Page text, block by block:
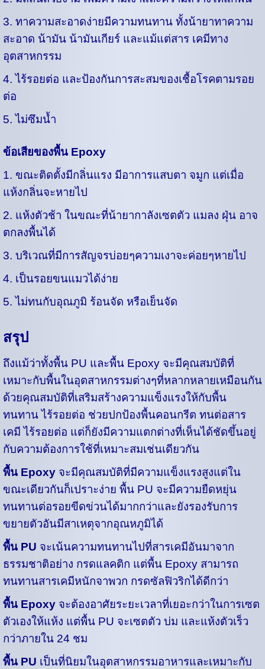
3. ทาความสะอาดง่ายมีความทนทาน ทั้งน้ายาทาความ
สะอาด น้ามัน น้ามันเกียร์ และแม้แต่สาร เคมีทาง
อุตสาหกรรม
4. ไร้รอยต่อ และป้องกันการสะสมของเชื้อโรคตามรอย
ต่อ
5. ไม่ซึมน้ำ
ข้อเสียของพื้น Epoxy
1. ขณะติดตั้งมีกลิ่นแรง มีอาการแสบตา จมูก แต่เมื่อ
แห้งกลิ่นจะหายไป
2. แห้งตัวช้า ในขณะที่น้ายากาลังเซตตัว แมลง ฝุ่น อาจ
ตกลงพื้นได้
3. บริเวณที่มีการสัญจรบ่อยๆความเงาจะค่อยๆหายไป
4. เป็นรอยขนแมวได้ง่าย
5. ไม่ทนกับอุณภูมิ ร้อนจัด หรือเย็นจัด
สรุป
ถึงแม้ว่าทั้งพื้น PU และพื้น Epoxy จะมีคุณสมบัติที่
เหมาะกับพื้นในอุตสาหกรรมต่างๆที่หลากหลายเหมือนกัน
ด้วยคุณสมบัติที่เสริมสร้างความแข็งแรงให้กับพื้น
ทนทาน ไร้รอยต่อ ช่วยปกป้องพื้นคอนกรีต ทนต่อสาร
เคมี ไร้รอยต่อ แต่ก็ยังมีความแตกต่างที่เห็นได้ชัดขึ้นอยู่
กับความต้องการใช้ที่เหมาะสมเช่นเดียวกัน
พื้น Epoxyจะมีคุณสมบัติที่มีความแข็งแรงสูงแต่ใน
ขณะเดียวกันก็เปราะง่าย พื้น PU จะมีความยืดหยุ่น
ทนทานต่อรอยขีดข่วนได้มากกว่าและยังรองรับการ
ขยายตัวอันมีสาเหตุจากอุณหภูมิได้
พื้น PU จะเน้นความทนทานไปที่สารเคมีอันมาจาก
ธรรมชาติอย่าง กรดแลคติก แต่พื้น Epoxy สามารถ
ทนทานสารเคมีหนักจาพวก กรดซัลฟิวริกได้ดีกว่า
พื้น Epoxyจะต้องอาศัยระยะเวลาที่เยอะกว่าในการเซต
ตัวเองให้แห้ง แต่พื้น PU จะเซตตัว บ่ม และแห้งตัวเร็ว
กว่าภายใน 24 ชม
พื้น PU เป็นที่นิยมในอุตสาหกรรมอาหารและเหมาะกับ